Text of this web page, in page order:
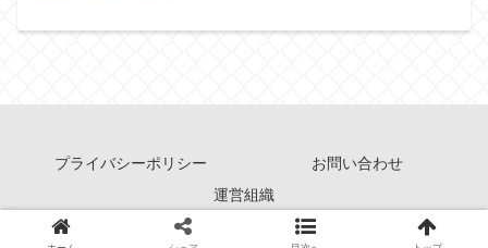
プライバシーポリシー
お問い合わせ
運営組織
Copyright © 2011-2026 住民票ガイド All Rights Reserved.